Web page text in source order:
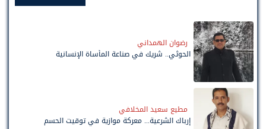
رضوان الهمداني
الحوثي.. شريك في صناعة المأساة الإنسانية
مطيع سعيد المخلافي
إرباك الشرعية... معركة موازية في توقيت الحسم